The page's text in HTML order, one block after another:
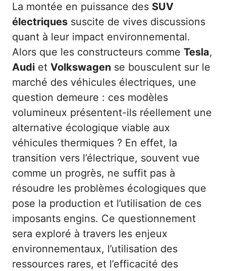
La montée en puissance des SUV
électriques suscite de vives discussions
quant à leur impact environnemental.
Alors que les constructeurs comme Tesla,
Audi et Volkswagen se bousculent sur le
marché des véhicules électriques, une
question demeure : ces modèles
volumineux présentent-ils réellement une
alternative écologique viable aux
véhicules thermiques ? En effet, la
transition vers l’électrique, souvent vue
comme un progrès, ne suffit pas à
résoudre les problèmes écologiques que
pose la production et l’utilisation de ces
imposants engins. Ce questionnement
sera exploré à travers les enjeux
environnementaux, l’utilisation des
ressources rares, et l’efficacité des